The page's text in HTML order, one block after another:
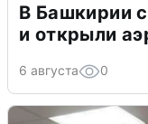
В Башкирии
и открыли
6 августа 0